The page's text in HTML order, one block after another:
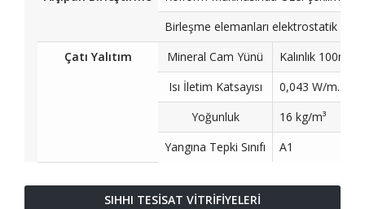
Birleşme elemanları elektrostatik
Çatı Yalıtım
Mineral Cam Yünü
Kalınlık 100m;
Isı İletim Katsayısı
0,043 W/m.K
Yoğunluk
16 kg/m³
Yangına Tepki Sınıfı
A1
SIHHI TESİSAT VİTRİFİYELERİ